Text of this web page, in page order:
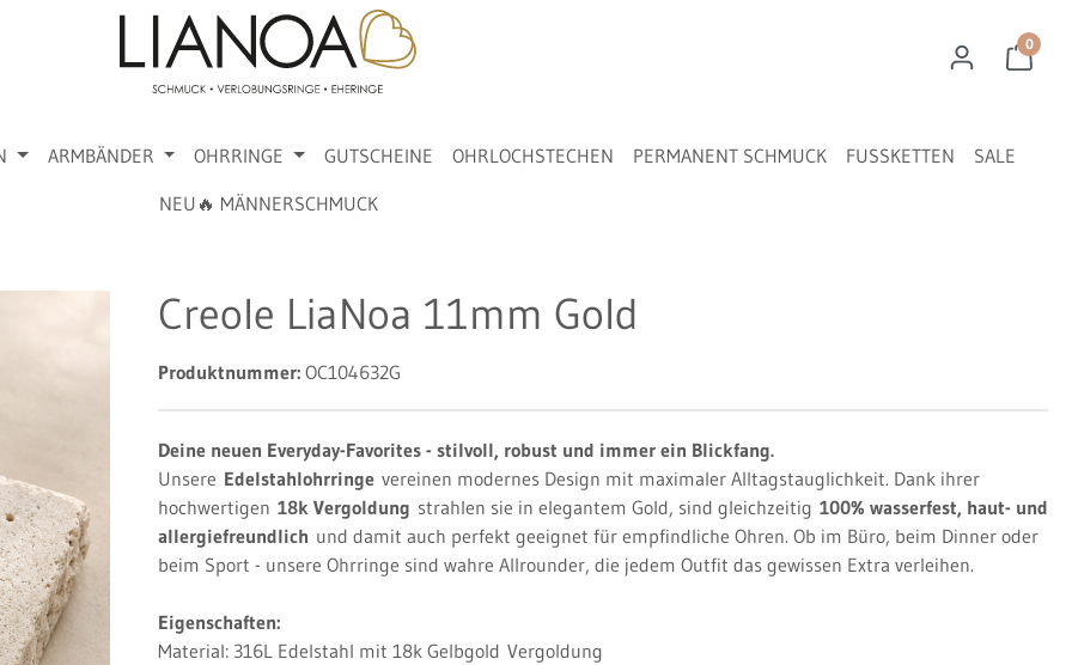
0
ARMBÄNDER OHRRINGE GUTSCHEINE OHRLOCHSTECHEN PERMANENT SCHMUCK FUSSKETTEN
SALE
NEU🔥 MÄNNERSCHMUCK
Creole LiaNoa 11mm Gold
Produktnummer: OC104632G
Deine neuen Everyday-Favorites - stilvoll, robust und immer ein Blickfang.
Unsere Edelstahlohrringe vereinen modernes Design mit maximaler Alltagstauglichkeit. Dank ihrer
hochwertigen 18k Vergoldung strahlen sie in elegantem Gold, sind gleichzeitig 100% wasserfest, haut- und
allergiefreundlich und damit auch perfekt geeignet für empfindliche Ohren. Ob im Büro, beim Dinner oder
beim Sport - unsere Ohrringe sind wahre Allrounder, die jedem Outfit das gewissen Extra verleihen.
Eigenschaften:
Material: 316L Edelstahl mit 18k Gelbgold Vergoldung